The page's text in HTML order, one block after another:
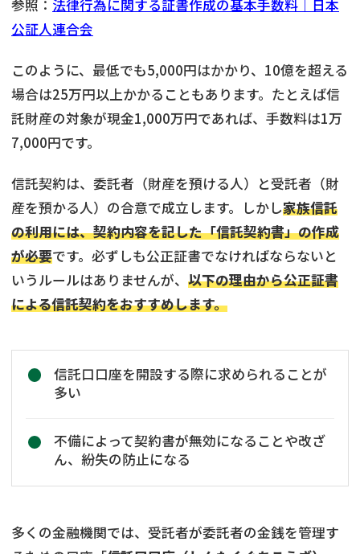
参照： 法律行為に関する証書作成の基本手数料｜日本
公証人連合会
このように、最低でも5,000円はかかり、10億を超える
場合は25万円以上かかることもあります。たとえば信
託財産の対象が現金1,000万円であれば、手数料は1万
7,000円です。
信託契約は、委託者（財産を預ける人）と受託者（財
産を預かる人）の合意で成立します。しかし家族信託
の利用には、契約内容を記した「信託契約書」の作成
が必要です。必ずしも公正証書でなければならないと
いうルールはありませんが、 以下の理由から公正証書
による信託契約をおすすめします。
信託口口座を開設する際に求められることが
多い
不備によって契約書が無効になることや改ざ
ん、紛失の防止になる
多くの金融機関では、受託者が委託者の金銭を管理す